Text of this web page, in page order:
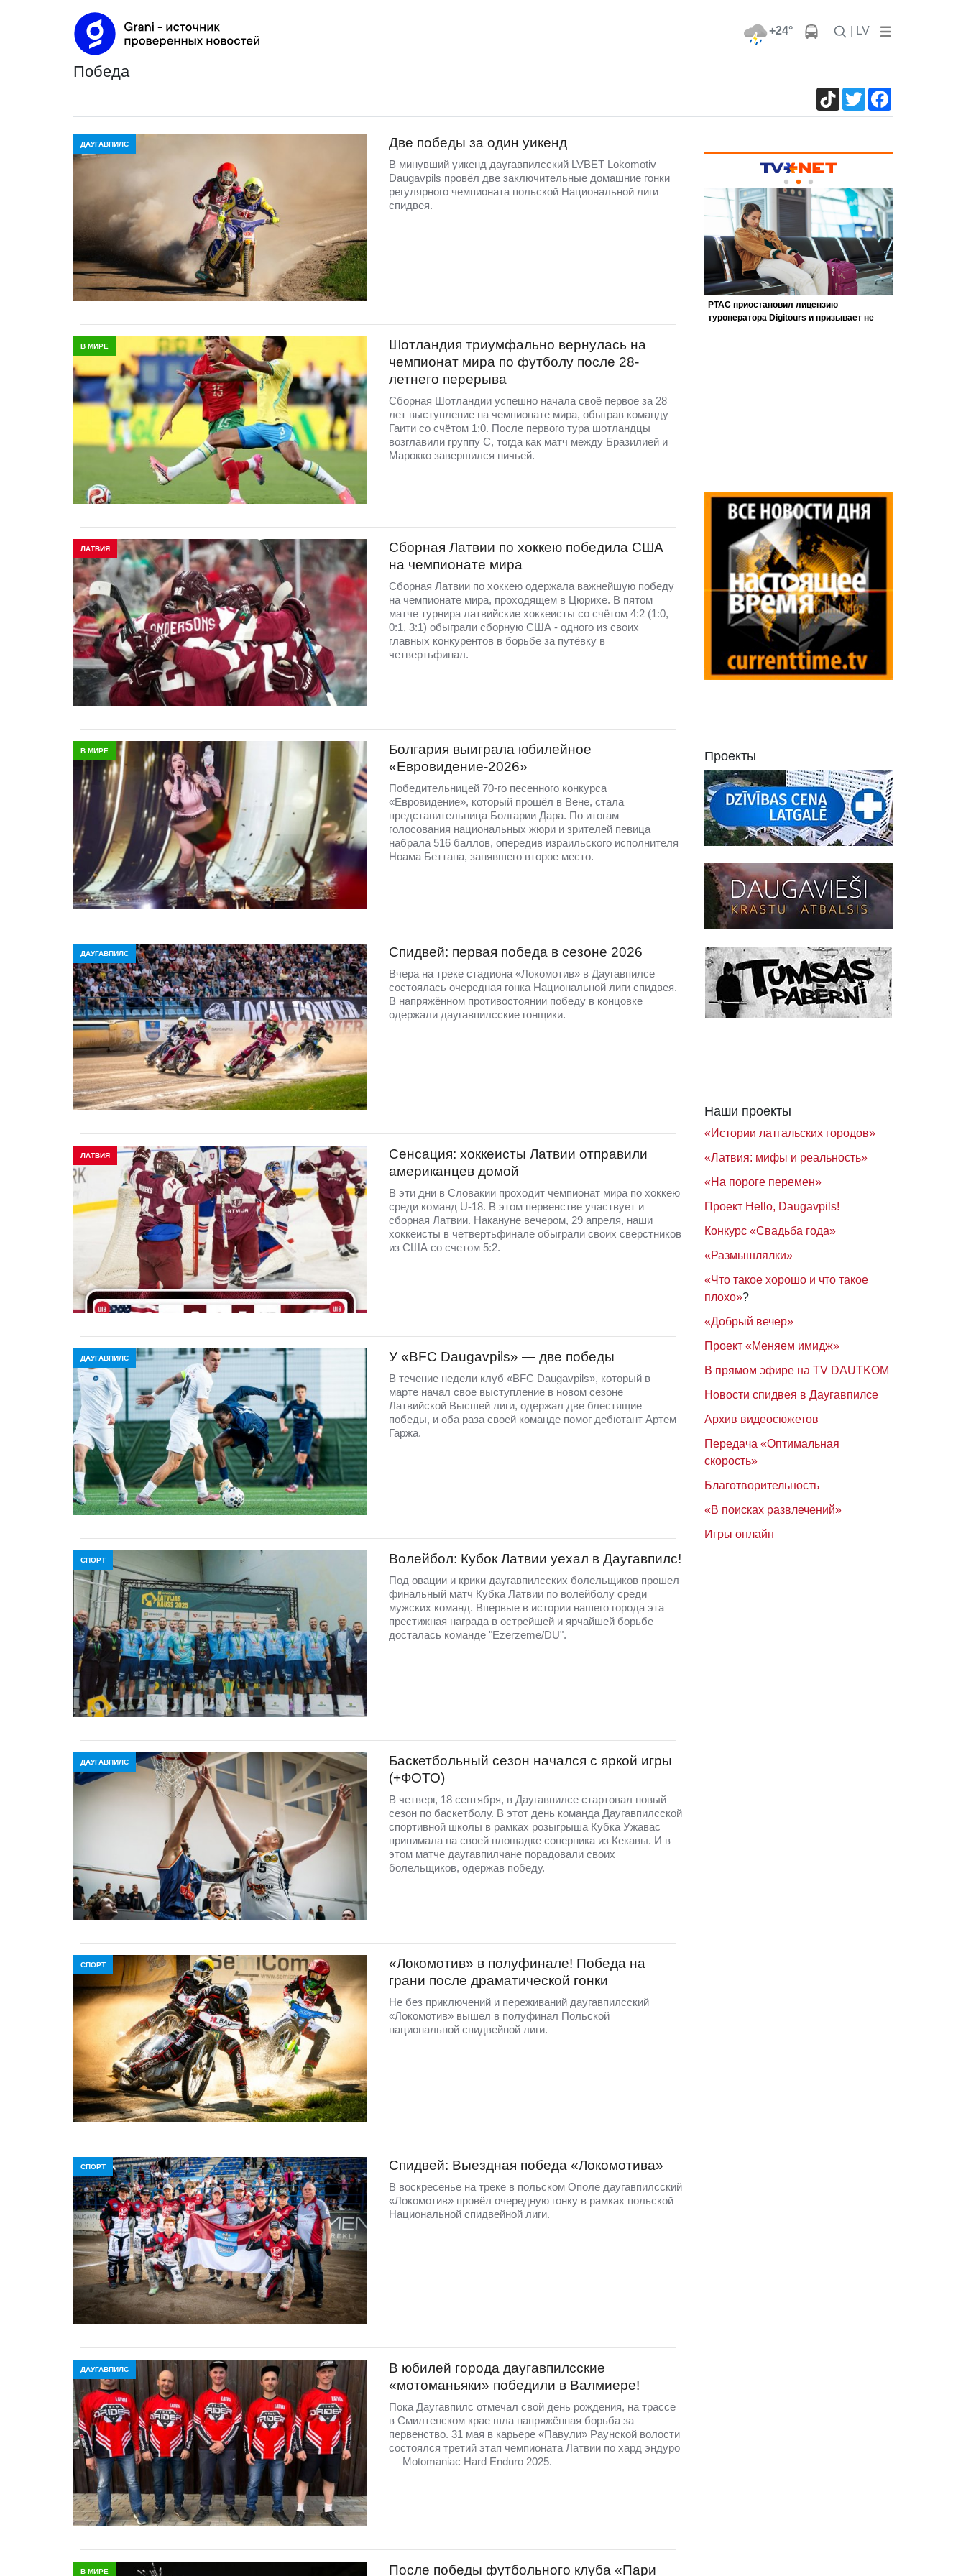
+24° | LV
победа
TikTokTwitter
ДАУГАВПИЛС Две победы за один уикенд
В минувший уикенд даугавпилсский LVBET Lokomotiv
Daugavpils провёл две заключительные домашние гонки
регулярного чемпионата польской Национальной лиги
спидвея.
В МИРЕ
Шотландия триумфально вернулась на
чемпионат мира по футболу после 28-
летнего перерыва
Сборная Шотландии успешно начала своё первое за 28
лет выступление на чемпионате мира, обыграв команду
Гаити со счётом 1:0. После первого тура шотландцы
возглавили группу C, тогда как матч между Бразилией и
Марокко завершился ничьей.
ЛАТВИЯ
Сборная Латвии по хоккею победила США
на чемпионате мира
Сборная Латвии по хоккею одержала важнейшую победу
на чемпионате мира, проходящем в Цюрихе. В пятом
матче турнира латвийские хоккеисты со счётом 4:2 (1:0,
0:1, 3:1) обыграли сборную США - одного из своих
главных конкурентов в борьбе за путёвку в
четвертьфинал.
В МИРЕ
Болгария выиграла юбилейное
«Евровидение-2026»
Победительницей 70-го песенного конкурса
«Евровидение», который прошёл в Вене, стала
представительница Болгарии Дара. По итогам
голосования национальных жюри и зрителей певица
набрала 516 баллов, опередив израильского исполнителя
Ноама Беттана, занявшего второе место.
ДАУГАВПИЛС Спидвей: первая победа в сезоне 2026
Вчера на треке стадиона «Локомотив» в Даугавпилсе
состоялась очередная гонка Национальной лиги спидвея.
В напряжённом противостоянии победу в концовке
одержали даугавпилсские гонщики.
ЛАТВИЯ
Сенсация: хоккеисты Латвии отправили
американцев домой
В эти дни в Словакии проходит чемпионат мира по хоккею
среди команд U-18. В этом первенстве участвует и
сборная Латвии. Накануне вечером, 29 апреля, наши
хоккеисты в четвертьфинале обыграли своих сверстников
из США со счетом 5:2.
ДАУГАВПИЛС У «BFC Daugavpils» — две победы
В течение недели клуб «BFC Daugavpils», который в
марте начал свое выступление в новом сезоне
Латвийской Высшей лиги, одержал две блестящие
победы, и оба раза своей команде помог дебютант Артем
Гаржа.
СПОРТ Волейбол: Кубок Латвии уехал в Даугавпилс!
Под овации и крики даугавпилсских болельщиков прошел
финальный матч Кубка Латвии по волейболу среди
мужских команд. Впервые в истории нашего города эта
престижная награда в острейшей и ярчайшей борьбе
досталась команде "Ezerzeme/DU".
ДАУГАВПИЛС
Баскетбольный сезон начался с яркой игры
(+ФОТО)
В четверг, 18 сентября, в Даугавпилсе стартовал новый
сезон по баскетболу. В этот день команда Даугавпилсской
спортивной школы в рамках розыгрыша Кубка Ужавас
принимала на своей площадке соперника из Кекавы. И в
этом матче даугавпилчане порадовали своих
болельщиков, одержав победу.
СПОРТ
«Локомотив» в полуфинале! Победа на
грани после драматической гонки
Не без приключений и переживаний даугавпилсский
«Локомотив» вышел в полуфинал Польской
национальной спидвейной лиги.
СПОРТ Спидвей: Выездная победа «Локомотива»
В воскресенье на треке в польском Ополе даугавпилсский
«Локомотив» провёл очередную гонку в рамках польской
Национальной спидвейной лиги.
ДАУГАВПИЛС
В юбилей города даугавпилсские
«мотоманьяки» победили в Валмиере!
Пока Даугавпилс отмечал свой день рождения, на трассе
в Смилтенском крае шла напряжённая борьба за
первенство. 31 мая в карьере «Павули» Раунской волости
состоялся третий этап чемпионата Латвии по хард эндуро
— Motomaniac Hard Enduro 2025.
В МИРЕ После победы футбольного клуба «Пари
Проекты
Наши проекты
«Истории латгальских городов»
«Латвия: мифы и реальность»
«На пороге перемен»
Проект Hello, Daugavpils!
Конкурс «Свадьба года»
«Размышлялки»
«Что такое хорошо и что такое
плохо»?
«Добрый вечер»
Проект «Меняем имидж»
В прямом эфире на TV DAUTKOM
Новости спидвея в Даугавпилсе
Архив видеосюжетов
Передача «Оптимальная
скорость»
Благотворительность
«В поисках развлечений»
Игры онлайн